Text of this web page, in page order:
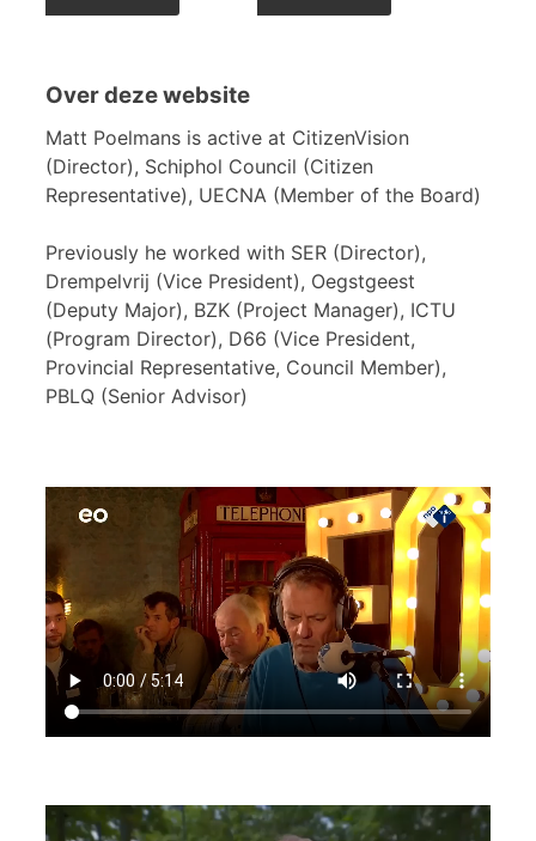
Over deze website
Matt Poelmans is active at CitizenVision
(Director), Schiphol Council (Citizen
Representative), UECNA (Member of the Board)
Previously he worked with SER (Director),
Drempelvrij (Vice President), Oegstgeest
(Deputy Major), BZK (Project Manager), ICTU
(Program Director), D66 (Vice President,
Provincial Representative, Council Member),
PBLQ (Senior Advisor)